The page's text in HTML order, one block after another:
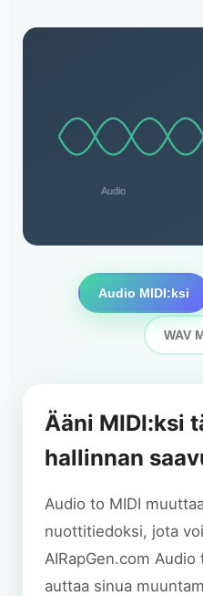
Audio
Audio MIDI:ksi
WAV
Ääni MIDI:ksi
hallinnan
Audio to MIDI
nuottitiedoksi, jota
AIRapGen.com
auttaa sinua